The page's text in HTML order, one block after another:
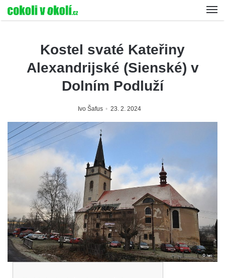
Kostel svaté Kateřiny
Alexandrijské (Sienské) v
Dolním Podluží
Ivo Šafus 23. 2. 2024